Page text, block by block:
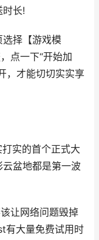
时长!
择【游戏模
点一下“开始加
，才能切切实实享
实的首个正式大
盆地都是第一波
让网络问题毁掉
有大量免费试用时